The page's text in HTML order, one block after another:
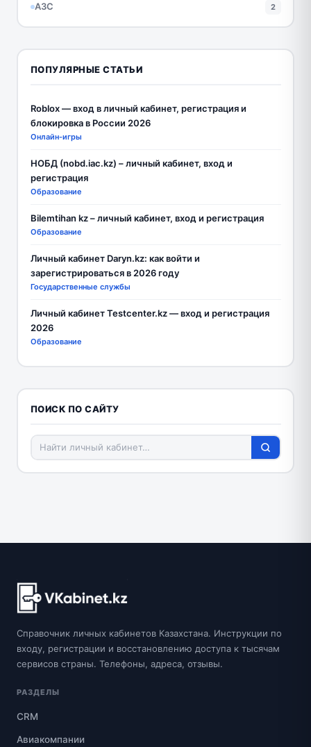
АЗС 2
ПОПУЛЯРНЫЕ СТАТЬИ
Roblox — вход в личный кабинет, регистрация и
блокировка в России 2026
Онлайн-игры
НОБД (nobd.iac.kz) – личный кабинет, вход и
регистрация
Образование
Bilemtihan kz – личный кабинет, вход и регистрация
Образование
Личный кабинет Daryn.kz: как войти и
зарегистрироваться в 2026 году
Государственные службы
Личный кабинет Testcenter.kz — вход и регистрация
2026
Образование
ПОИСК ПО САЙТУ
Справочник личных кабинетов Казахстана. Инструкции по
входу, регистрации и восстановлению доступа к тысячам
сервисов страны. Телефоны, адреса, отзывы.
РАЗДЕЛЫ
CRM
Авиакомпании